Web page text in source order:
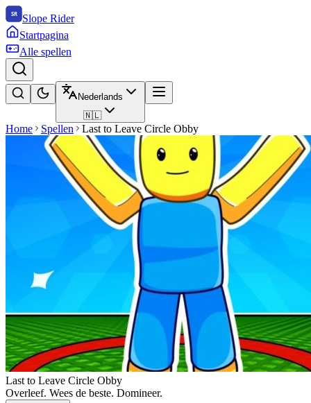
Slope Rider
Startpagina
Alle spellen
Nederlands
🇳🇱
Home Spellen Last to Leave Circle Obby
Last to Leave Circle Obby
Overleef. Wees de beste. Domineer.